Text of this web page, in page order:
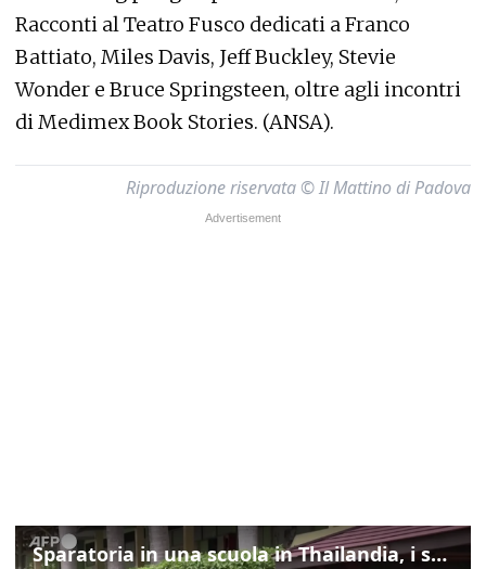
Racconti al Teatro Fusco dedicati a Franco
Battiato, Miles Davis, Jeff Buckley, Stevie
Wonder e Bruce Springsteen, oltre agli incontri
di Medimex Book Stories. (ANSA).
Riproduzione riservata © Il Mattino di Padova
Sparatoria in una scuola in Thailandia, i soccorsi sul posto